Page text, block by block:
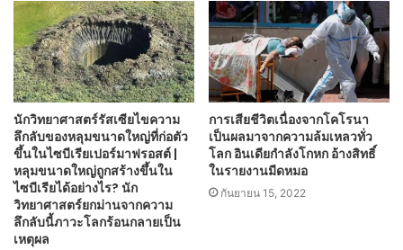
นักวิทยาศาสตร์รัสเซียไขความ
ลึกลับของหลุมขนาดใหญ่ที่ก่อตัว
ขึ้นในไซบีเรียเปอร์มาฟรอสต์ |
หลุมขนาดใหญ่ถูกสร้างขึ้นใน
ไซบีเรียได้อย่างไร? นัก
วิทยาศาสตร์ยกม่านจากความ
ลึกลับนี้ภาวะโลกร้อนกลายเป็น
เหตุผล
การเสียชีวิตเนื่องจากโคโรนา
เป็นผลมาจากความล้มเหลวทั่ว
โลก อินเดียกำลังโกหก อ้างสิทธิ์
ในรายงานมีดหมอ
กันยายน 15, 2022